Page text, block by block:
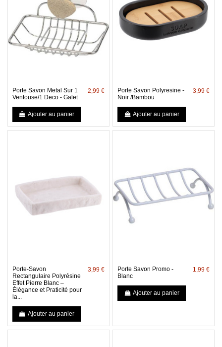
Porte Savon Metal Sur 1
Ventouse/1 Deco - Galet
2,99 €
Ajouter au panier
Porte Savon Polyresine -
Noir /Bambou
3,99 €
Ajouter au panier
Porte-Savon
Rectangulaire Polyrésine
Effet Pierre Blanc –
Élégance et Praticité pour
la...
3,99 €
Ajouter au panier
Porte Savon Promo -
Blanc
1,99 €
Ajouter au panier